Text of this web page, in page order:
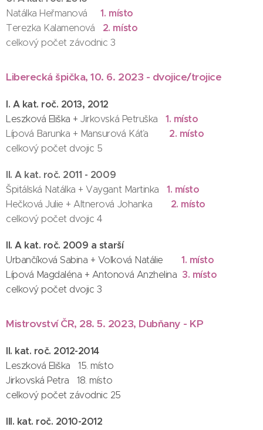
Natálka Heřmanová1. místo
Terezka Kalamenová 2. místo
celkový počet závodnic 3
Liberecká špička, 10. 6. 2023 - dvojice/trojice
I. A kat. roč. 2013, 2012
Leszková Eliška +Jirkovská Petruška1. místo
Lípová Barunka + Mansurová Káťa 2. místo
celkový počet dvojic 5
II. A kat. roč. 2011 - 2009
Špitálská Natálka + Vaygant Martinka1. místo
Hečková Julie + Altnerová Johanka 2. místo
celkový počet dvojic 4
II. A kat. roč. 2009 a starší
Urbančíková Sabina + Volková Natálie1. místo
Lípová Magdaléna + Antonová Anzhelina 3. místo
celkový počet dvojic 3
Mistrovství ČR, 28. 5. 2023, Dubňany - KP
II. kat. roč. 2012-2014
Leszková Eliška 15. místo
Jirkovská Petra 18. místo
celkový počet závodnic 25
III. kat. roč. 2010-2012